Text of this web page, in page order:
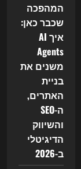
המהפכה
שכבר כאן:
איך AI
Agents
משנים את
בניית
האתרים,
ה-SEO
והשיווק
הדיגיטלי
ב-2026